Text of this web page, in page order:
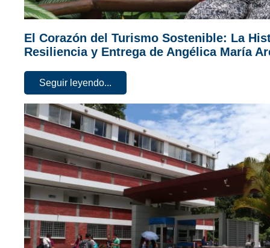
El Corazón del Turismo Sostenible: La
Resiliencia y Entrega de Angélica María
Seguir leyendo...